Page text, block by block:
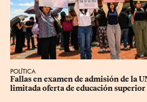
POLÍTICA
Fallas en examen de admisión de la
limitada oferta de educación superior